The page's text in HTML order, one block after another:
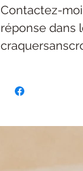
Contactez-moi
réponse dans